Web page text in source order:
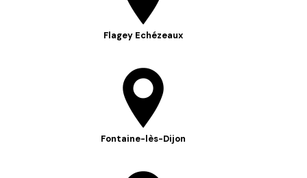
Flagey Echézeaux
Fontaine-lès-Dijon